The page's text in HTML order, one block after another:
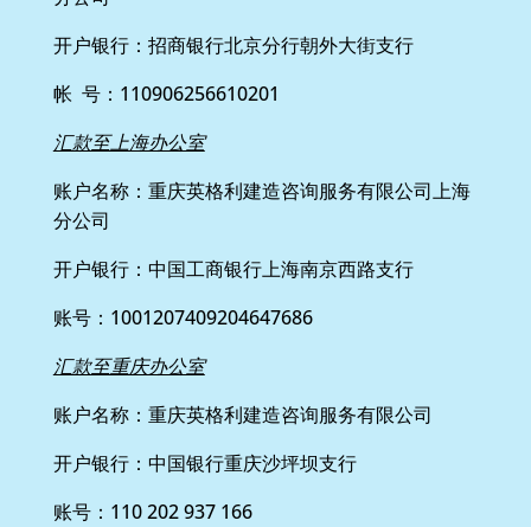
开户银行：招商银行北京分行朝外大街支行
帐 号：110906256610201
汇款至上海办公室
账户名称：重庆英格利建造咨询服务有限公司上海
分公司
开户银行：中国工商银行上海南京西路支行
账号：1001207409204647686
汇款至重庆办公室
账户名称：重庆英格利建造咨询服务有限公司
开户银行：中国银行重庆沙坪坝支行
账号：110 202 937 166